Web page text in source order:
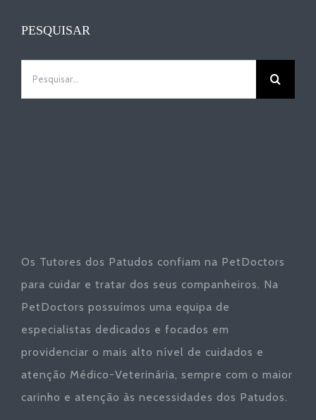
PESQUISAR
Os Tutores dos Patudos confiam na PetDoctors
para cuidar e tratar dos seus companheiros. Na
PetDoctors possuímos uma equipa de
especialistas dedicados e focados em
providenciar o mais alto nível de cuidados e
atenção Médico-Veterinária, sempre com o maior
carinho e atenção às necessidades dos Patudos.